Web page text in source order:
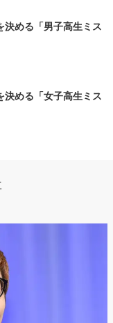
決める「男子高生ミス
決める「女子高生ミス